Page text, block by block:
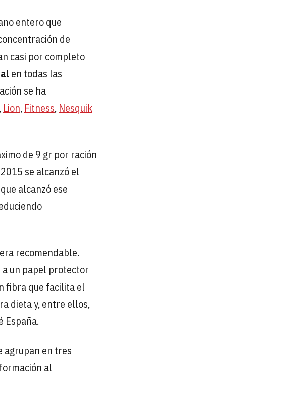
entero que
de
casi por completo
en todas las
se ha
, Lion, Fitness, Nesquik
de 9 gr por ración
se alcanzó el
alcanzó ese
recomendable.
a un papel protector
fibra que facilita el
dieta y, entre ellos,
España.
agrupan en tres
al